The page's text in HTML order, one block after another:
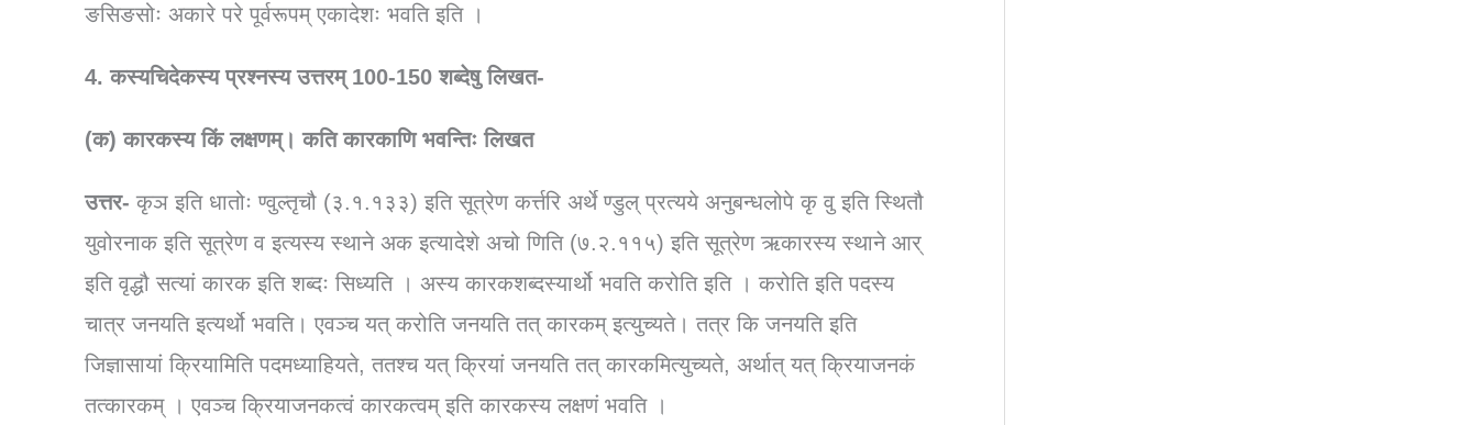
ङसिङसोः अकारे परे पूर्वरूपम् एकादेशः भवति इति ।
4. कस्यचिदेकस्य प्रश्नस्य उत्तरम् 100-150 शब्देषु लिखत-
(क) कारकस्य किं लक्षणम्। कति कारकाणि भवन्तिः लिखत
उत्तर- कृञ इति धातोः ण्वुल्तृचौ (३.१.१३३) इति सूत्रेण कर्त्तरि अर्थे ण्डुल् प्रत्यये अनुबन्धलोपे कृ वु इति स्थितौ
युवोरनाक इति सूत्रेण व इत्यस्य स्थाने अक इत्यादेशे अचो णिति (७.२.११५) इति सूत्रेण ऋकारस्यस्थाने आर्
इति वृद्धौ सत्यां कारक इति शब्दः सिध्यति । अस्य कारकशब्दस्यार्थो भवति करोति इति । करोति इति पदस्य
चात्र जनयति इत्यर्थो भवति। एवञ्च यत् करोति जनयति तत् कारकम् इत्युच्यते। तत्र कि जनयति इति
जिज्ञासायां क्रियामिति पदमध्याहियते, ततश्च यत् क्रियां जनयति तत् कारकमित्युच्यते, अर्थात् यत् क्रियाजनकं
तत्कारकम् । एवञ्च क्रियाजनकत्वं कारकत्वम् इति कारकस्य लक्षणं भवति ।